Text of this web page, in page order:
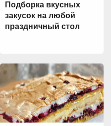
Подборка вкусных
закусок на любой
праздничный стол